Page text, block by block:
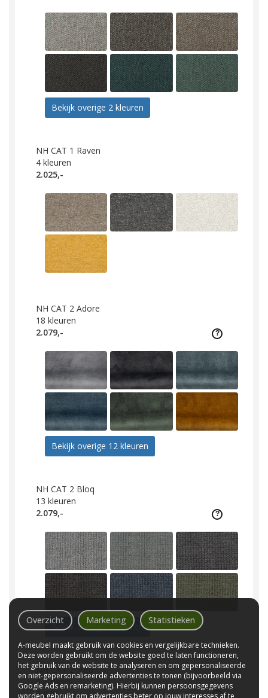
Bekijk overige 2 kleuren
NH CAT 1 Raven
4 kleuren
2.025,-
NH CAT 2 Adore
18 kleuren
2.079,-
Bekijk overige 12 kleuren
NH CAT 2 Bloq
13 kleuren
2.079,-
Bekijk overige 7 kleuren
NH CAT 2 Jeep
5 kleuren
2.079,-
Overzicht Marketing Statistieken
A-meubel maakt gebruik van cookies en vergelijkbare technieken.
Deze worden gebruikt om de website goed te laten functioneren,
het gebruik van de website te analyseren en om gepersonaliseerde
en niet-gepersonaliseerde advertenties te tonen (bijvoorbeeld via
Google Ads en remarketing). Hierbij kunnen persoonsgegevens
worden gebruikt om advertenties beter op jouw interesses af te